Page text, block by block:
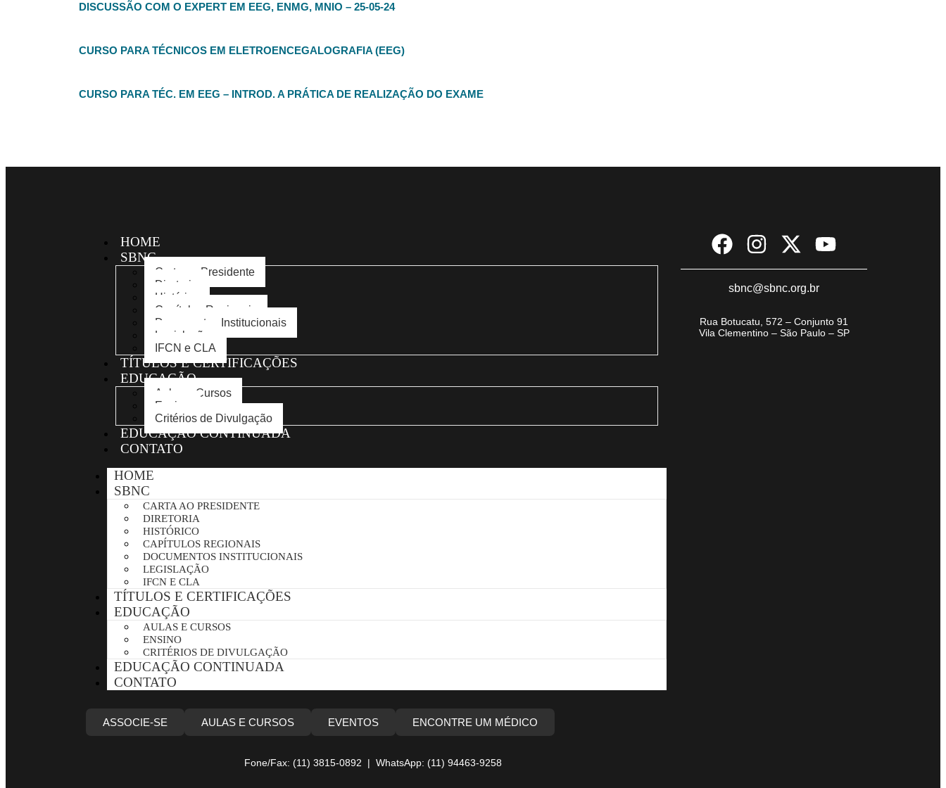
DISCUSSÃO COM O EXPERT EM EEG, ENMG, MNIO – 25-05-24
CURSO PARA TÉCNICOS EM ELETROENCEGALOGRAFIA (EEG)
CURSO PARA TÉC. EM EEG – INTROD. A PRÁTICA DE REALIZAÇÃO DO EXAME
HOME
SBNC
Carta ao Presidente
Diretoria
Histórico
Capítulos Regionais
Documentos Institucionais
Legislação
IFCN e CLA
TÍTULOS E CERTIFICAÇÕES
EDUCAÇÃO
Aulas e Cursos
Ensino
Critérios de Divulgação
EDUCAÇÃO CONTINUADA
CONTATO
HOME
SBNC
CARTA AO PRESIDENTE
DIRETORIA
HISTÓRICO
CAPÍTULOS REGIONAIS
DOCUMENTOS INSTITUCIONAIS
LEGISLAÇÃO
IFCN E CLA
TÍTULOS E CERTIFICAÇÕES
EDUCAÇÃO
AULAS E CURSOS
ENSINO
CRITÉRIOS DE DIVULGAÇÃO
EDUCAÇÃO CONTINUADA
CONTATO
ASSOCIE-SE AULAS E CURSOS EVENTOS ENCONTRE UM MÉDICO
Fone/Fax: (11) 3815-0892 | WhatsApp: (11) 94463-9258
sbnc@sbnc.org.br
Rua Botucatu, 572 – Conjunto 91
Vila Clementino – São Paulo – SP